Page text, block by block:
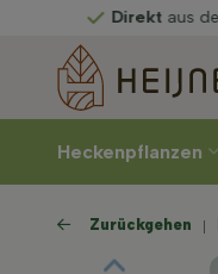
aus der Gärtnerei
Heckenpflanzen
Zurückgehen